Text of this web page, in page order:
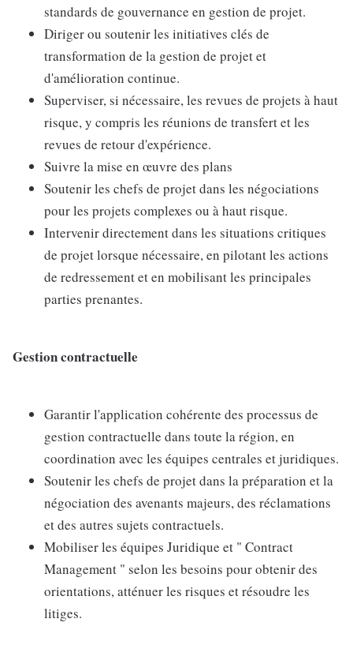
standards de gouvernance en gestion de projet.
Diriger ou soutenir les initiatives clés de
transformation de la gestion de projet et
d'amélioration continue.
Superviser, si nécessaire, les revues de projets à haut
risque, y compris les réunions de transfert et les
revues de retour d'expérience.
Suivre la mise en œuvre des plans
Soutenir les chefs de projet dans les négociations
pour les projets complexes ou à haut risque.
Intervenir directement dans les situations critiques
de projet lorsque nécessaire, en pilotant les actions
de redressement et en mobilisant les principales
parties prenantes.
Gestion contractuelle
Garantir l'application cohérente des processus de
gestion contractuelle dans toute la région, en
coordination avec les équipes centrales et juridiques.
Soutenir les chefs de projet dans la préparation et la
négociation des avenants majeurs, des réclamations
et des autres sujets contractuels.
Mobiliser les équipes Juridique et " Contract
Management " selon les besoins pour obtenir des
orientations, atténuer les risques et résoudre les
litiges.